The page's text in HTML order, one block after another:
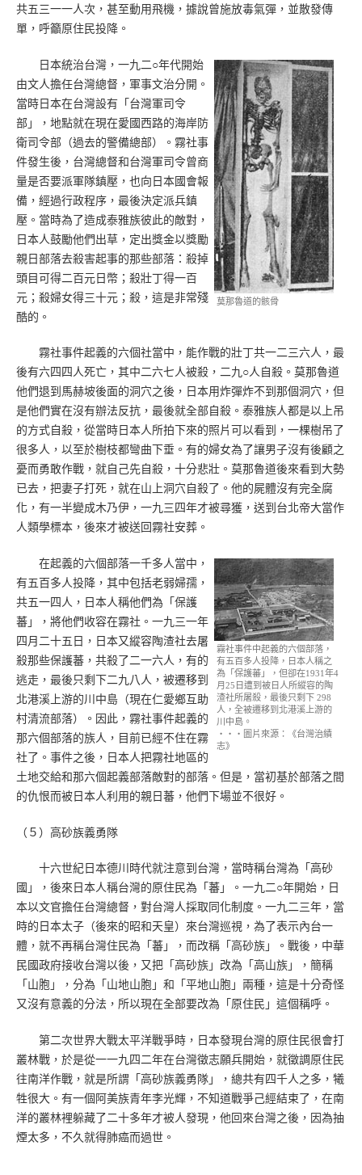
共五三一一人次，甚至動用飛機，據說曾施放毒氣彈，並散發傳
單，呼籲原住民投降。
莫那魯道的骸骨
日本統治台灣，一九二○年代開始
由文人擔任台灣總督，軍事文治分開。
當時日本在台灣設有「台灣軍司令
部」，地點就在現在愛國西路的海岸防
衛司令部（過去的警備總部）。霧社事
件發生後，台灣總督和台灣軍司令曾商
量是否要派軍隊鎮壓，也向日本國會報
備，經過行政程序，最後決定派兵鎮
壓。當時為了造成泰雅族彼此的敵對，
日本人鼓勵他們出草，定出獎金以獎勵
親日部落去殺害起事的那些部落：殺掉
頭目可得二百元日幣；殺壯丁得一百
元；殺婦女得三十元；殺，這是非常殘
酷的。
霧社事件起義的六個社當中，能作戰的壯丁共一二三六人，最
後有六四四人死亡，其中二六七人被殺，二九○人自殺。莫那魯道
他們退到馬赫坡後面的洞穴之後，日本用炸彈炸不到那個洞穴，但
是他們實在沒有辦法反抗，最後就全部自殺。泰雅族人都是以上吊
的方式自殺，從當時日本人所拍下來的照片可以看到，一棵樹吊了
很多人，以至於樹枝都彎曲下垂。有的婦女為了讓男子沒有後顧之
憂而勇敢作戰，就自己先自殺，十分悲壯。莫那魯道後來看到大勢
已去，把妻子打死，就在山上洞穴自殺了。他的屍體沒有完全腐
化，有一半變成木乃伊，一九三四年才被尋獲，送到台北帝大當作
人類學標本，後來才被送回霧社安葬。
霧社事件中起義的六個部落，
有五百多人投降，日本人稱之
為「保護蕃」，但卻在1931年4
月25日遭到被日人所縱容的陶
渣社所屠殺，最後只剩下 298
人，全被遷移到北港溪上游的
川中島。
‧‧‧圖片來源：《台灣治績
志》
在起義的六個部落一千多人當中，
有五百多人投降，其中包括老弱婦孺，
共五一四人，日本人稱他們為「保護
蕃」，將他們收容在霧社。一九三一年
四月二十五日，日本又縱容陶渣社去屠
殺那些保護蕃，共殺了二一六人，有的
逃走，最後只剩下二九八人，被遷移到
北港溪上游的川中島（現在仁愛鄉互助
村清流部落）。因此，霧社事件起義的
那六個部落的族人，目前已經不住在霧
社了。事件之後，日本人把霧社地區的
土地交給和那六個起義部落敵對的部落。但是，當初基於部落之間
的仇恨而被日本人利用的親日蕃，他們下場並不很好。
（５）高砂族義勇隊
十六世紀日本德川時代就注意到台灣，當時稱台灣為「高砂
國」，後來日本人稱台灣的原住民為「蕃」。一九二○年開始，日
本以文官擔任台灣總督，對台灣人採取同化制度。一九二三年，當
時的日本太子（後來的昭和天皇）來台灣巡視，為了表示內台一
體，就不再稱台灣住民為「蕃」，而改稱「高砂族」。戰後，中華
民國政府接收台灣以後，又把「高砂族」改為「高山族」，簡稱
「山胞」，分為「山地山胞」和「平地山胞」兩種，這是十分奇怪
又沒有意義的分法，所以現在全部要改為「原住民」這個稱呼。
第二次世界大戰太平洋戰爭時，日本發現台灣的原住民很會打
叢林戰，於是從一一九四二年在台灣徵志願兵開始，就徵調原住民
往南洋作戰，就是所謂「高砂族義勇隊」，總共有四千人之多，犧
牲很大。有一個阿美族青年李光輝，不知道戰爭己經結束了，在南
洋的叢林裡躲藏了二十多年才被人發現，他回來台灣之後，因為抽
煙太多，不久就得肺癌而過世。